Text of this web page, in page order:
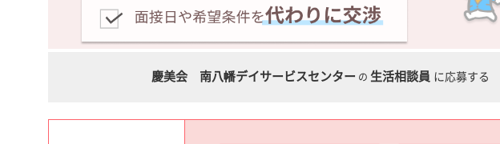
慶美会 南八幡デイサービスセンター の 生活相談員 に応募する